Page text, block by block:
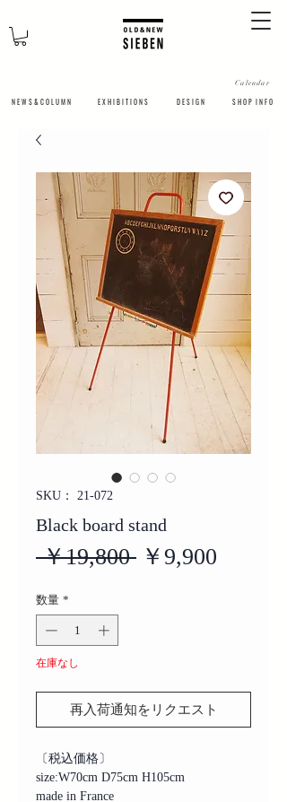
N E W S & C O L U M N
Calendar
​E X H I B I T I O N S D E S I G N S H O P I N F O
SKU： 21-072
Black board stand
￥19,800 通￥9,900
数量 *
在庫なし
再入荷通知をリクエスト
〔税込価格〕
size:W70cm D75cm H105cm
made in France